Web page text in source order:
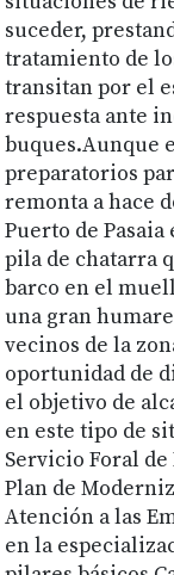
suceder,
tratamiento de
transitan por el
respuesta ante
buques.Aunque
preparatorios
remonta a hace
Puerto de Pasaia
pila de chatarra
barco en el
una gran
vecinos de la
oportunidad de
el objetivo de
en este tipo de
Servicio Foral
Plan de
Atención a las
en la